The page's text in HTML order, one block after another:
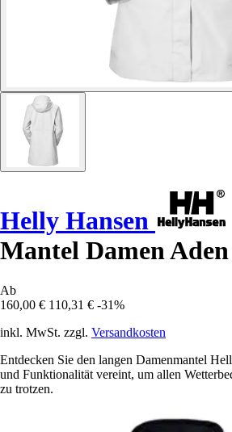
Helly Hansen
Mantel Damen Aden
Ab
160,00 € 110,31 € -31%
inkl. MwSt. zzgl. Versandkosten
Entdecken Sie den langen Damenmantel
und Funktionalität vereint, um allen
zu trotzen.